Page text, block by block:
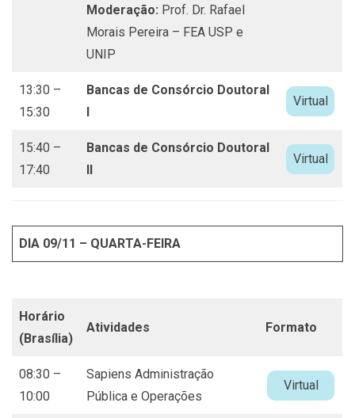
Moderação: Prof. Dr. Rafael
Morais Pereira – FEA USP e
UNIP
13:30 –
15:30
Bancas de Consórcio Doutoral
I
Virtual
15:40 –
17:40
Bancas de Consórcio Doutoral
II
Virtual
DIA 09/11 – QUARTA-FEIRA
Horário
(Brasília)
Atividades Formato
08:30 –
10:00
Sapiens Administração
Pública e Operações
Virtual